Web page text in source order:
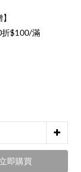
折$100/滿
立即購買